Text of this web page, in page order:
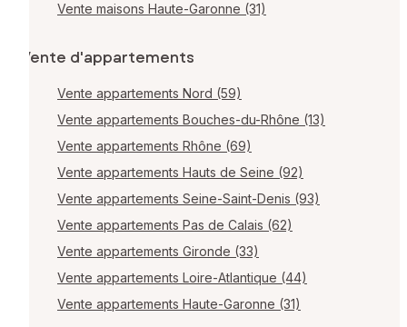
Vente maisons Haute-Garonne (31)
Vente d'appartements
Vente appartements Nord (59)
Vente appartements Bouches-du-Rhône (13)
Vente appartements Rhône (69)
Vente appartements Hauts de Seine (92)
Vente appartements Seine-Saint-Denis (93)
Vente appartements Pas de Calais (62)
Vente appartements Gironde (33)
Vente appartements Loire-Atlantique (44)
Vente appartements Haute-Garonne (31)